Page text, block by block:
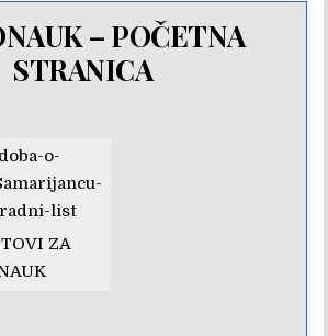
– POČETNA
STRANICA
ZA